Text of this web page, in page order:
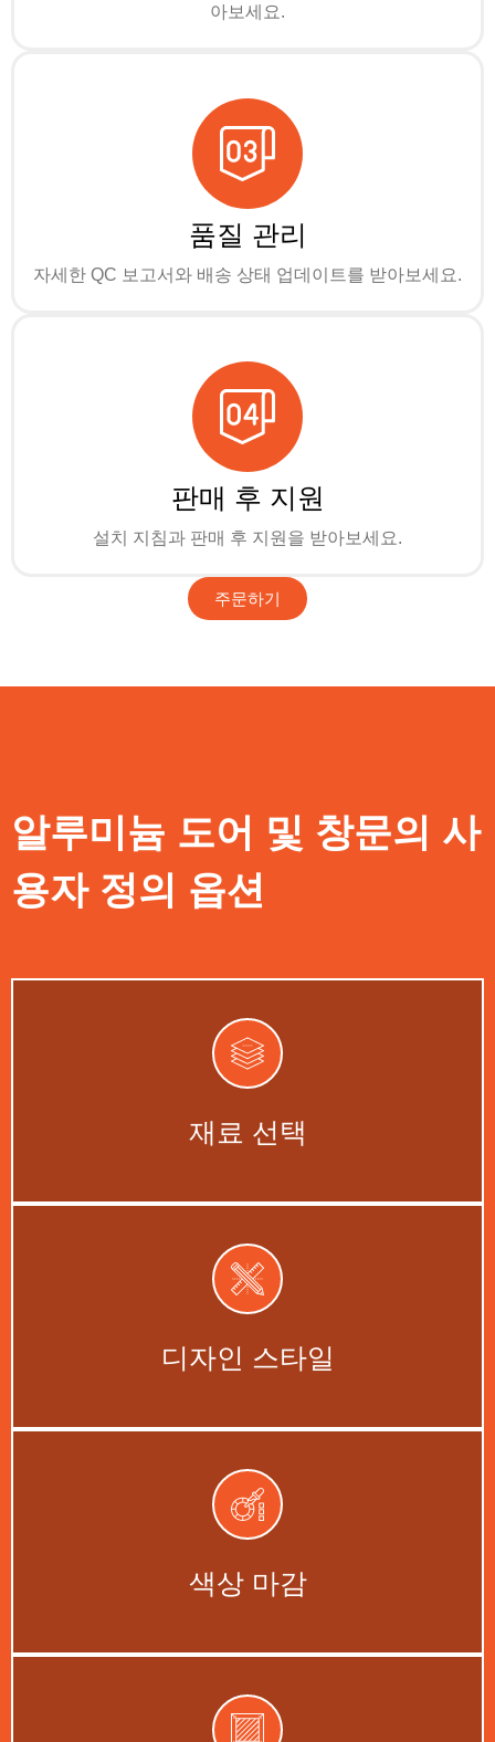
아보세요.
품질 관리
자세한 QC 보고서와 배송 상태 업데이트를 받아보세요.
판매 후 지원
설치 지침과 판매 후 지원을 받아보세요.
주문하기
알루미늄 도어 및 창문의 사
용자 정의 옵션
재료 선택
알루미늄, 유리 및 복합소재 옵션.
지금 시작하세요 →
디자인 스타일
모던, 전통, 현대적 디자인.
지금 시작하세요 →
색상 마감
귀하의 미적 감각에 맞는 다양한 색상
마감재.
지금 시작하세요 →
에너지 효율성을 높이기 위한 단일, 이